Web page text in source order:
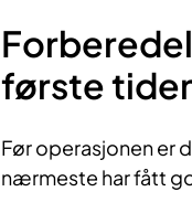
første
Før operasjonen er
nærmeste har fått